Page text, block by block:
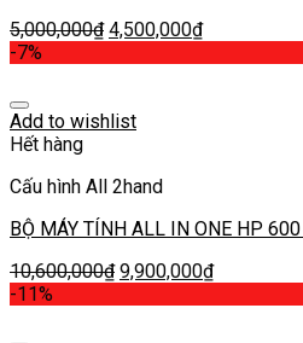
5,000,000₫ 4,500,000₫
-7%
Add to wishlist
Hết hàng
Cấu hình All 2hand
BỘ MÁY TÍNH ALL IN ONE HP
10,600,000₫ 9,900,000₫
-11%